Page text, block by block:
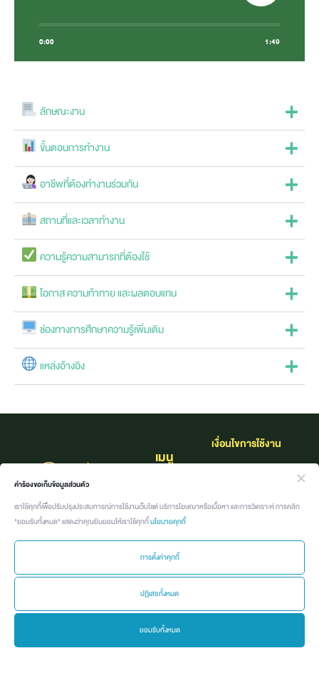
0:00 1:49
ลักษณะงาน
ขั้นตอนการทำงาน
อาชีพที่ต้องทำงานร่วมกัน
สถานที่และเวลาทำงาน
ความรู้ความสามารถที่ต้องใช้
โอกาส ความท้าทาย และผลตอบแทน
ช่องทางการศึกษาความรู้เพิ่มเติม
แหล่งอ้างอิง
เมนู
เกี่ยวกับแบรนด์
ค้นหาอาชีพที่ใช่
คลังอาชีพ
Job นี้ เจอร์นี่
เงื่อนไขการใช้งาน​
นโยบายคุ้มครองข้อมูล
คำร้องขอเก็บข้อมูลส่วนตัว
เราใช้คุกกี้เพื่อปรับปรุงประสบการณ์การใช้งานเว็บไซต์ บริการโฆษณาหรือเนื้อหา และการวิเคราะห์ การคลิก
"ยอมรับทั้งหมด" แสดงว่าคุณยินยอมให้เราใช้คุกกี้นโยบายคุกกี้
การตั้งค่าคุกกี้
ปฏิเสธทั้งหมด
ยอมรับทั้งหมด